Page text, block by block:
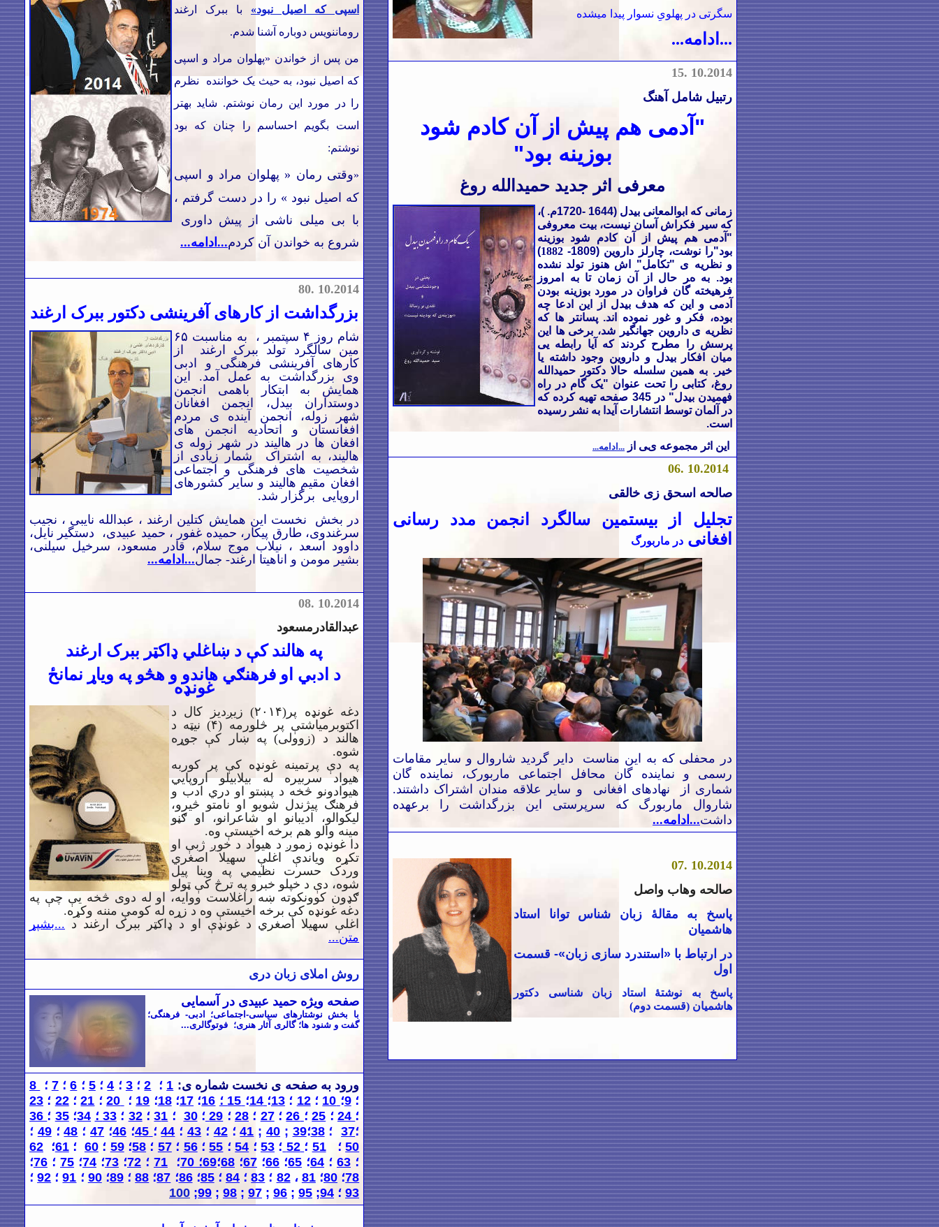
اسپی که اصیل نبود» ‌ با ببرک ارغند
روماننویس دوباره آشنا شدم.
من پس از خواندن «پهلوان مراد و اسپی
که اصیل نبود، به حیث یک خواننده نظرم
را در مورد این رمان نوشتم. شاید بهتر
است بگویم احساسم را چنان که بود
نوشتم:
«وقتی رمان « پهلوان مراد و اسپی
که اصیل نبود » را در دست گرفتم ،
با بی میلی ناشی از پیش داوری
شروع به خواندن آن کردم...ادامه...
10.2014
.
0
8
بزرگداشت از کارهای آفرینشی دکتور ببرک ارغند
شام روز ۴ سپتمبر ،‌ به مناسبت ۶۵
مین سالگرد تولد ببرک ارغند از
کارهای آفرینشی فرهنگی و ادبی
وی بزرگداشت به عمل آمد. این
همایش به ابتکار باهمی انجمن
دوستداران بیدل، انجمن افغانان
شهر زوله، انجمن آینده ی مردم
افغانستان و اتحادیه انجمن های
افغان ها در هالیند در شهر زوله ی
هالیند، به اشتراک شمار زیادی از
شخصیت های فرهنگی و اجتماعی
افغان مقیم هالیند و سایر کشورهای
اروپایی برگزار شد.
در بخش نخست این همایش کتلین ارغند ،‌ عبدالله نایبی ،‌ نجیب
سرغندوی،‌ طارق پیکار،‌ حمیده غفور ، حمید عبیدی،‌ دستگیر نایل،‌
داوود اسعد ، نیلاب موج سلام،‌ قادر مسعود،‌ سرخیل سیلنی،‌
بشیر مومن و اناهیتا ارغند- جمال...ادامه...
10.2014
.
08
عبدالقادرمسعود
په هالند کې د ښاغلي ډاکټر ببرک ارغند
د ادبي او فرهنګي هاندو و هڅو په ویاړ نمانځ
غونډه
دغه غونډه پر(۲۰۱۴) زیږدیز کال د
اکتوبرمیاشتې پر څلورمه (۴) نیټه د
هالند د (زوولی) په ښار کې جوړه
شوه.
په دې پرتمینه غونډه کې پر کوربه
هیواد سربیره له بیلابیلو اروپایي
هیوادونو څخه د پښتو او دري ادب و
فرهنګ پیژندل شویو او نامتو څیرو،
لیکوالو، ادیبانو او شاعرانو، او ګڼو
مینه والو هم برخه اخیستې وه.
دا غونډه زموږ د هیواد د خوږ ژبې او
تکړه ویاندې اغلې سهیلا اصغري
وردک حسرت نظیمي په وینا پیل
شوه، دې د خپلو خبرو په ترڅ کې ټولو
ګډون کوونکوته ښه راغلاست ووایه، او له دوی څخه یې چې په
دغه غونډه کې برخه اخیستې وه د زړه له کومې مننه وکړه.
اغلې سهیلا اصغري د غونډې او د ډاکټر ببرک ارغند د ...بشپړ
متن...
روش املای زبان دری
صفحه ویژه حمید عبیدی در آسمایی
با بخش نوشتارهای سياسی-اجتماعی؛ ادبی- فرهنگی؛
گفت و شنود ها؛ گالری آثار هنری؛ فوتوگالری...
ورود به صفحه ی نخست شمارهی:
1 ؛ 2؛ 3 ؛ 4؛ 5 ؛ 6 ؛7 ؛
؛9؛ ؛12 ؛13؛ 14 ؛ 16؛ 17؛18؛ 19 ؛ ؛ 21؛22 ؛ 23
؛ 24 ؛ 25؛ ؛27 ؛28 ؛ 29 ؛30 ؛ 31 ؛32 ؛ 33 ؛ 34؛35 ؛
؛ 37 ؛ 38 ؛39
;
40
;
41؛42 ؛ 43؛ 44؛ 45 ؛46؛ 47؛ 48؛49 ؛
50 ؛ 51 ؛ 52 ؛ 53؛ 54؛ 55؛56 ؛57 ؛ 58؛59 ؛ 60 ؛61؛ 62
؛ 63 ؛ 64؛ 65؛ 66؛ 67؛ 68؛69؛ ؛ 71 ؛ 72؛ 73؛ 74؛ 75 ؛ 76؛
78؛ 80؛81 ،82 ؛ 83؛84 ؛85؛86؛ 87؛ 88؛89؛90 ؛ 91 ؛ 92؛
93 ؛ 94
;
95
;
96
;
97
;
98
;
99
;
100
سگرتی در پهلویِ نسوار پیدا میشده
...ادامه...
10.2014
.
15
رتبیل شامل آهنگ
"آدمی هم پیش از آن کادم شود
بوزینه بود"
معرفی اثر جدید حمیدالله روغ
زمانی
که ابوالمعانی بیدل (1644 -1720م. )،
که سیر فکراش آسان نیست، بیت معروفی
"آدمی هم پیش از آن کادم شود بوزینه
بود"را نوشت، چارلز داروین (1809-
1882
)
و نظریه ی "تکامل" اش هنوز تولد نشده
بود. به هر حال از آن زمان تا به امروز
فرهیخته گان فراوان در مورد بوزینه بودن
آدمی و این که هدف بیدل از این ادعا چه
بوده، فکر و غور نموده اند. پسانتر ها که
نظریه ی داروین جهانگیر شد، برخی ها این
پرسش را مطرح کردند که آیا رابطه یی
میان افکار بیدل و داروین وجود داشته یا
خیر. به همین سلسله حالا دکتور حمیدالله
روغ، کتابی را تحت عنوان "یک گام در راه
فهمیدن بیدل" در 345 صفحه تهیه کرده که
در آلمان توسط انتشارات آیدا به نشر رسیده
است.
این اثر مجموعه یی از ...ادامه...
10.2014
.06
صالحه اسحق زی خالقی
تجلیل از بیستمین سالگرد
انجمن مدد رسانی
افغانی در ماربورگ
در محفلی که به این مناست دایر گردید شاروال و سایر مقامات
رسمی و نماینده گان محافل اجتماعی ماربورک،‌ نماینده گان
شماری از
نهادهای افغانی و سایر علاقه مندان اشتراک داشتند.
شاروال ماربورگ که سرپرستی این بزرگداشت را برعهده
داشت...ادامه...
10.2014
.07
صالحه وهاب واصل
پاسخ به مقالۀ زبان شناس توانا استاد
هاشمیان
در ارتباط با «استندرد سازی زبان»- قسمت
اول
پاسخ به نوشتۀ استاد زبان شناسی دکتور
هاشمیان (قسمت دوم)